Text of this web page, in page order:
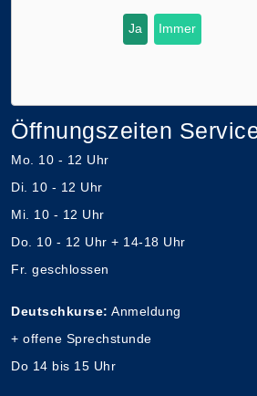
Ja Immer
Öffnungszeiten
Mo. 10 - 12 Uhr
Di. 10 - 12 Uhr
Mi. 10 - 12 Uhr
Do. 10 - 12 Uhr + 14-18 Uhr
Fr. geschlossen
Deutschkurse: Anmeldung
+ offene Sprechstunde
Do 14 bis 15 Uhr